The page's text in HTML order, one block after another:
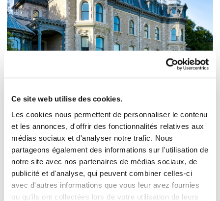
Ce site web utilise des cookies.
Les cookies nous permettent de personnaliser le contenu
et les annonces, d'offrir des fonctionnalités relatives aux
médias sociaux et d'analyser notre trafic. Nous
partageons également des informations sur l'utilisation de
notre site avec nos partenaires de médias sociaux, de
publicité et d'analyse, qui peuvent combiner celles-ci
avec d'autres informations que vous leur avez fournies
ou qu'ils ont collectées lors de votre utilisation de leurs
Centre canadien d'architecture
Institutionnel